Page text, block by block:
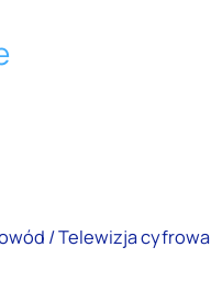
/ Telewizja cyfrowa